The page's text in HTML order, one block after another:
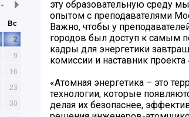
Вс
2
9
16
23
30
эту образовательную среду
опытом с преподавателями
Важно, чтобы у
городов был доступ к самым
кадры для энергетики
комиссии и наставник
«Атомная энергетика – это
технологии, которые
делая их безопаснее,